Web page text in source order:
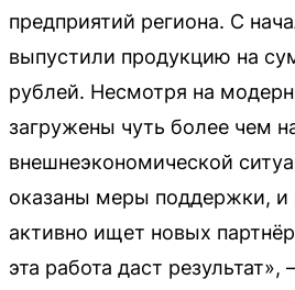
предприятий региона. С
выпустили продукцию на
рублей. Несмотря на
загружены чуть более чем
внешнеэкономической
оказаны меры поддержки, и
активно ищет новых
эта работа даст результат»,